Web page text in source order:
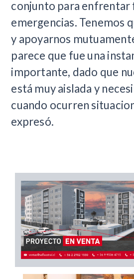
conjunto para enfrentar
emergencias. Tenemos
y apoyarnos
parece que fue una
importante, dado que
está muy aislada y
cuando ocurren
expresó.